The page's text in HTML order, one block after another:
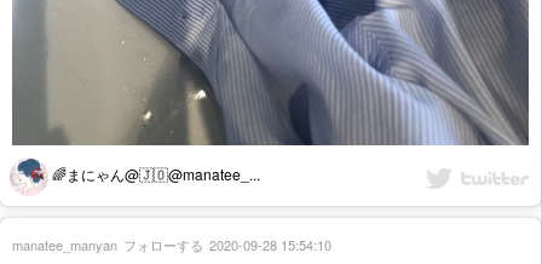
🌈まにゃん@🇯🇴@manatee_...
manatee_manyan フォローする 2020-09-28 15:54:10